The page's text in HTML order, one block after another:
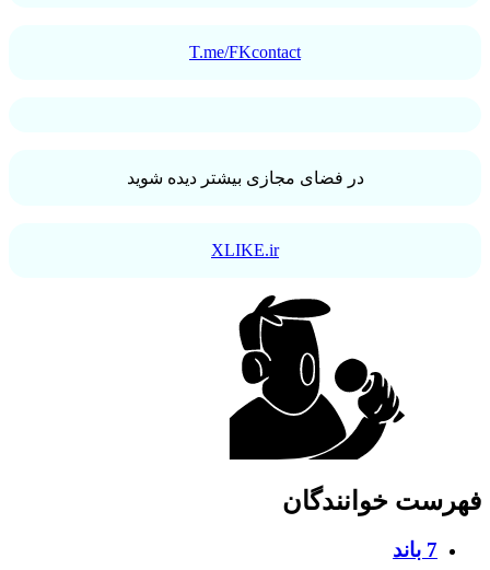
T.me/FKcontact
در فضای مجازی بیشتر دیده شوید
XLIKE.ir
خوانندگان